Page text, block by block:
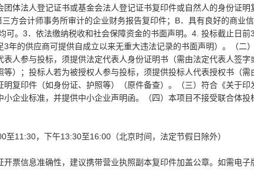
体法人登记证书或基金会法人登记证书复印件或自然人的身份证明
方会计师事务所审计的企业财务报告复印件；B．具有良好的商业
。3．依法缴纳税收和社会保障资金的书面声明。4. 投标截止日前
年的供应商可提供自成立以来无重大违法记录的书面声明）。（二
人参与投标，须提供法定代表人身份证明书（需由法定代表人签字
）；投标人若为被授权人参与投标，须提供投标人代表授权书（需
复印件（如身份证、护照等）（原件备查）。（三）符合《关于印
企业标准，并提供中小企业声明函。（四）本项目不接受联合体投
至11:30，下午13:30至16:00（北京时间，法定节假日除外）
票信息准确性，建议携带营业执照副本复印件加盖公章。如需电子